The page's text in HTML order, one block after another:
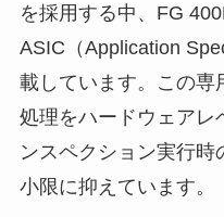
を採用する中、FG
ASIC（Application
載しています。この専
処理をハードウェアレ
ンスペクション実行
小限に抑えています。